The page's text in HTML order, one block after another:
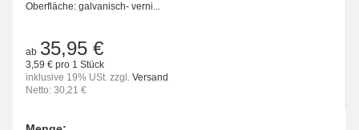
Oberfläche: galvanisch- verni...
ab 35,95 €
3,59 € pro 1 Stück
inklusive 19% USt. zzgl. Versand
Netto: 30,21 €